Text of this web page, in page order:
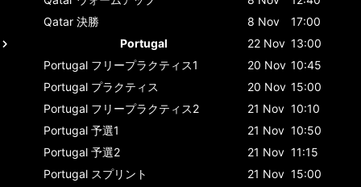
Qatar 決勝 8 Nov
17:00
Portugal
22 Nov 13:00
Portugal フリープラクティス1 20 Nov 10:45
Portugal プラクティス 20 Nov 15:00
Portugal フリープラクティス2 21 Nov 10:10
Portugal 予選1 21 Nov 10:50
Portugal 予選2 21 Nov 11:15
Portugal スプリント 21 Nov 15:00